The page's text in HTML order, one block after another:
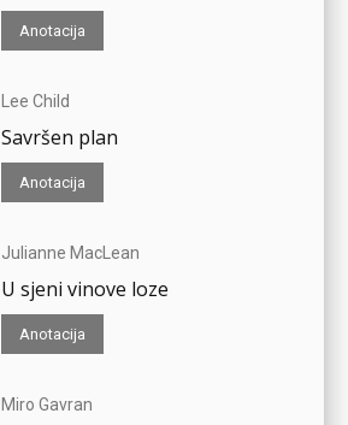
Anotacija
Lee Child
Savršen plan
Anotacija
Julianne MacLean
U sjeni vinove loze
Anotacija
Miro Gavran